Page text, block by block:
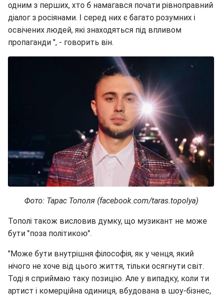
одним з перших, хто б намагався почати рівноправний
діалог з росіянами. І серед них є багато розумних і
освічених людей, які знаходяться під впливом
пропаганди ", - говорить він.
Фото: Тарас Тополя (facebook.com/taras.topolya)
Тополі також висловив думку, що музикант не може
бути "поза політикою".
"Може бути внутрішня філософія, як у ченця, який
нічого не хоче від цього життя, тільки осягнути світ.
Тоді я сприймаю таку позицію. Але у випадку, коли ти
артист і комерційна одиниця, вбудована в шоу-бізнес,